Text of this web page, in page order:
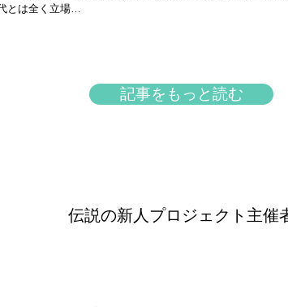
とは全く立場
記事をもっと読む
伝説の新人プロジェクト主催